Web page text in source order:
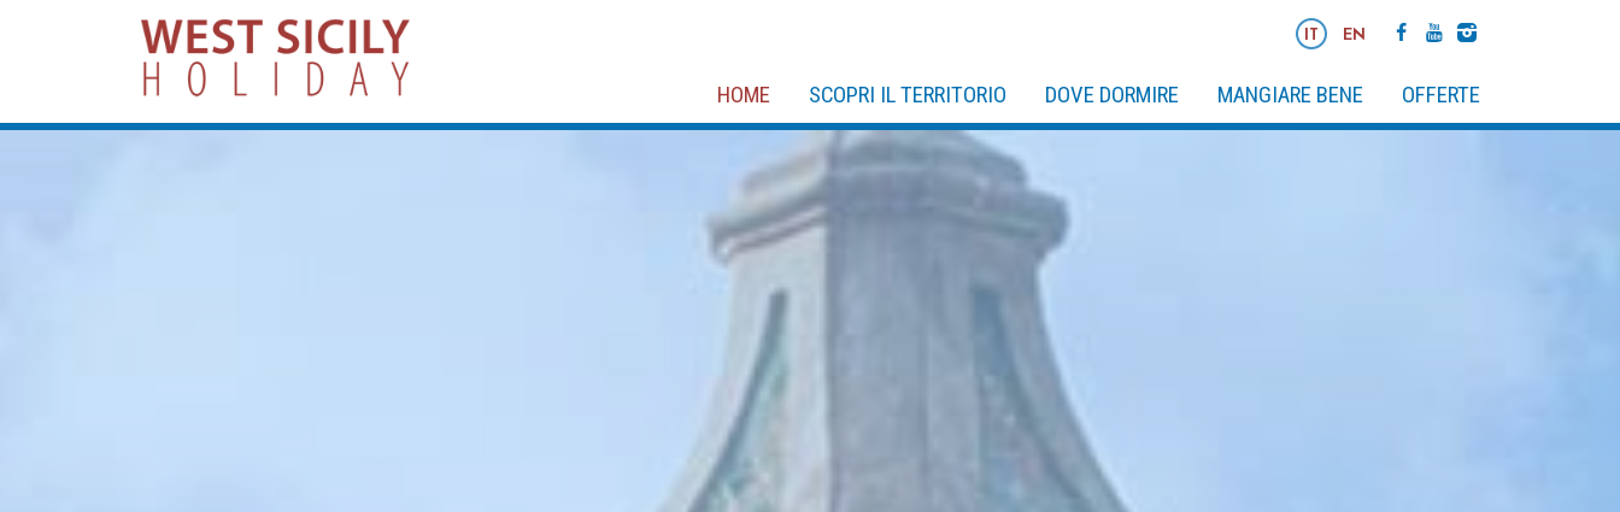
IT EN
HOME SCOPRI IL TERRITORIO DOVE DORMIRE MANGIARE BENE OFFERTE